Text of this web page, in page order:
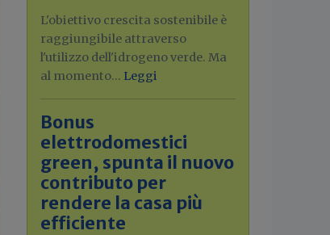
L'obiettivo crescita sostenibile è
raggiungibile attraverso
l'utilizzo dell'idrogeno verde. Ma
al momento... Leggi
Bonus
elettrodomestici
green, spunta il nuovo
contributo per
rendere la casa più
efficiente